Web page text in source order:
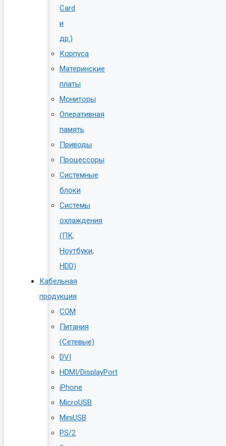
Card
и
др.)
Корпуса
Материнские
платы
Мониторы
Оперативная
память
Приводы
Процессоры
Системные
блоки
Системы
охлаждения
(ПК,
Ноутбуки,
HDD)
Кабельная
продукция
COM
Питания
(Сетевые)
DVI
HDMI/DisplayPort
iPhone
MicroUSB
MiniUSB
PS/2